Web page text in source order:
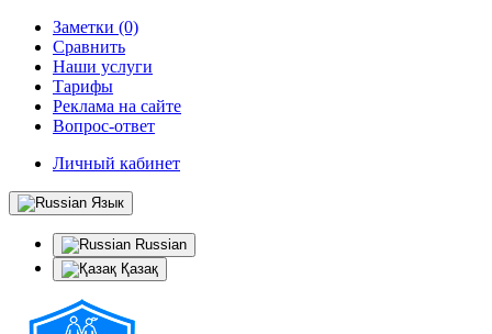
Заметки (0)
Сравнить
Наши услуги
Тарифы
Реклама на сайте
Вопрос-ответ
Личный кабинет
Язык
Russian
Қазақ